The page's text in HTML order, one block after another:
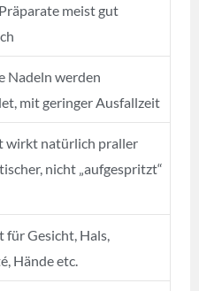
meist gut
Nadeln werden
mit geringer Ausfallzeit
wirkt natürlich praller
nicht „aufgespritzt“
für Gesicht, Hals,
Hände etc.